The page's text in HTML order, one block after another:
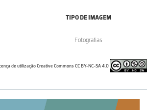
TIPO DE IMAGEM
Fotografias
de utilização Creative Commons CC BY-NC-SA 4.0